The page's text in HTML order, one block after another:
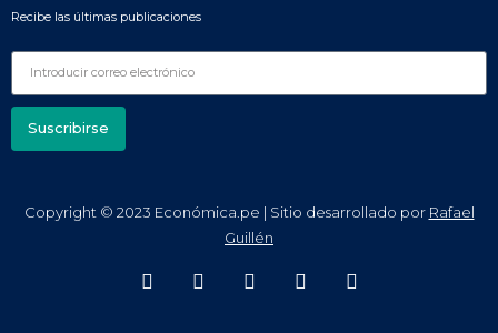
Recibe las últimas publicaciones
Suscribirse
Copyright © 2023 Económica.pe | Sitio desarrollado por Rafael
Guillén